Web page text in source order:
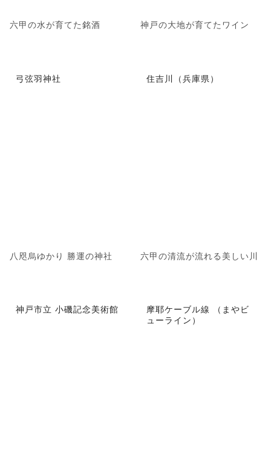
六甲の水が育てた銘酒 神戸の大地が育てたワイン
弓弦羽神社
八咫烏ゆかり 勝運の神社
住吉川（兵庫県）
六甲の清流が流れる美しい川
神戸市立 小磯記念美術館
摩耶ケーブル線 （まやビ
ューライン）